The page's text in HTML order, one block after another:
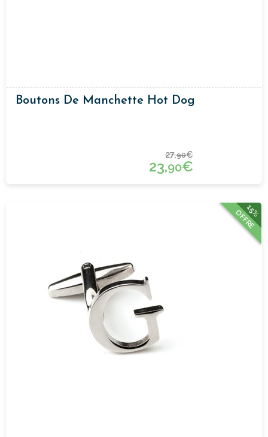
Boutons De Manchette Hot Dog
27,90€
23,90€
15%
OFFRE